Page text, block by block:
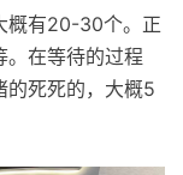
概有20-30个。正
。在等待的过程
的死死的，大概5